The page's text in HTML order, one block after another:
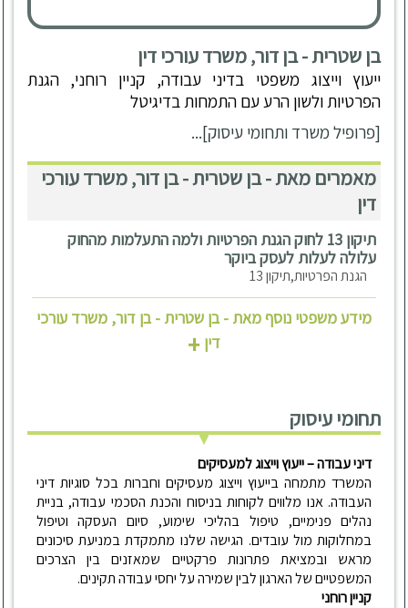
בן שטרית - בן דור, משרד עורכי דין
ייעוץ וייצוג משפטי בדיני עבודה, קניין רוחני, הגנת
הפרטיות ולשון הרע עם התמחות בדיגיטל
[פרופיל משרד ותחומי עיסוק]...
מאמרים מאת - בן שטרית - בן דור, משרד עורכי
דין
תיקון 13 לחוק הגנת הפרטיות ולמה התעלמות מהחוק
עלולה לעלות לעסק ביוקר
הגנת הפרטיות,תיקון 13
מידע משפטי נוסף מאת - בן שטרית - בן דור, משרד עורכי
דין +
תחומי עיסוק
דיני עבודה – ייעוץ וייצוג למעסיקים
המשרד מתמחה בייעוץ וייצוג מעסיקים וחברות בכל סוגיות דיני
העבודה. אנו מלווים לקוחות בניסוח והכנת הסכמי עבודה, בניית
נהלים פנימיים, טיפול בהליכי שימוע, סיום העסקה וטיפול
במחלוקות מול עובדים. הגישה שלנו מתמקדת במניעת סיכונים
מראש ובמציאת פתרונות פרקטיים שמאזנים בין הצרכים
המשפטיים של הארגון לבין שמירה על יחסי עבודה תקינים.
קניין רוחני